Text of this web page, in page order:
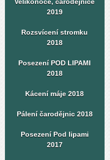
2019
Rozsvícení stromku
2018
Posezení POD LIPAMI
2018
Kácení máje 2018
Pálení čarodějnic 2018
Posezení Pod lipami
2017